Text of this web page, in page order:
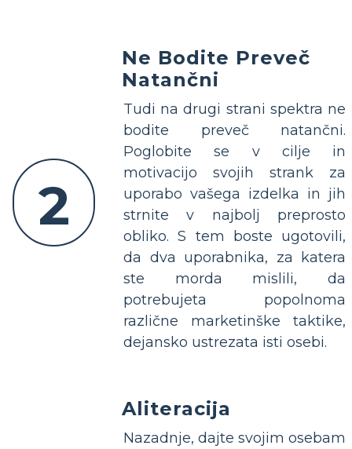
2
Ne Bodite Preveč
Natančni
Tudi na drugi strani spektra ne
bodite preveč natančni.
Poglobite se v cilje in
motivacijo svojih strank za
uporabo vašega izdelka in jih
strnite v najbolj preprosto
obliko. S tem boste ugotovili,
da dva uporabnika, za katera
ste morda mislili, da
potrebujeta popolnoma
različne marketinške taktike,
dejansko ustrezata isti osebi.
Aliteracija
Nazadnje, dajte svojim osebam